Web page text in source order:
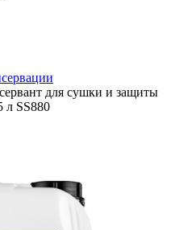
для сушки и защиты
л SS880